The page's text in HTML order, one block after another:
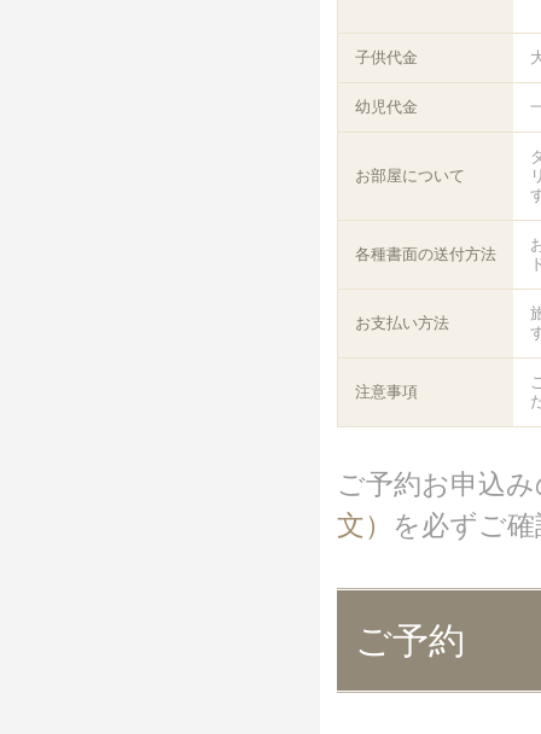
子供代金
幼児代金
お部屋について
各種書面の送付方法
お支払い方法
注意事項
ご予約お申込
文）
を必ずご
ご予約